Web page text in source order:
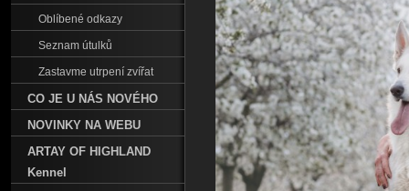
Oblíbené odkazy
Seznam útulků
Zastavme utrpení zvířat
CO JE U NÁS NOVÉHO
NOVINKY NA WEBU
ARTAY OF HIGHLAND
Kennel